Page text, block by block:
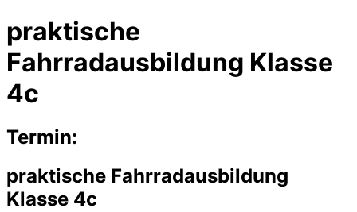
praktische
Fahrradausbildung Klasse
4c
Termin:
praktische Fahrradausbildung
Klasse 4c